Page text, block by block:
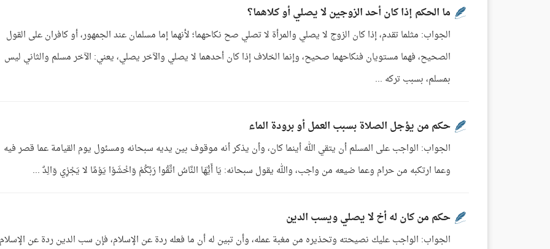
ما الحكم إذا كان أحد الزوجين لا يصلي أو كلاهما؟
الجواب: مثلما تقدم، إذا كان الزوج لا يصلي والمرأة لا تصلي صح نكاحهما؛ لأنهما إما مسلمان عند الجمهور، أو كافران على القول
الصحيح، فهما مستويان فنكاحهما صحيح، وإنما الخلاف إذا كان أحدهما لا يصلي والآخر يصلي، يعني: الآخر مسلم والثاني ليس
بمسلم، بسبب تركه ...
حكم من يؤجل الصلاة بسبب العمل أو برودة الماء
الجواب: الواجب على المسلم أن يتقي الله أينما كان، وأن يذكر أنه موقوف بين يديه سبحانه ومسئول يوم القيامة عما قصر فيه
وعما ارتكبه من حرام وعما ضيعه من واجب، والله يقول سبحانه: يَا أَيُّهَا النَّاسُ اتَّقُوا رَبَّكُمْ وَاخْشَوْا يَوْمًا لا يَجْزِي وَالِدٌ ...
حكم من كان له أخ لا يصلي ويسب الدين
الجواب: الواجب عليك نصيحته وتحذيره من مغبة عمله، وأن تبين له أن ما فعله ردة عن الإسلام، فإن سب الدين ردة عن الإسلام